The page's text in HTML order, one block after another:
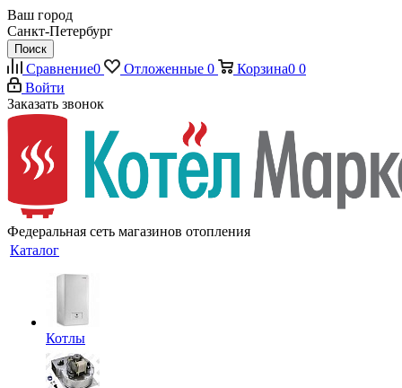
Ваш город
Санкт-Петербург
Поиск
Сравнение0 Отложенные 0 Корзина0 0
Войти
Заказать звонок
Федеральная сеть магазинов отопления
Каталог
Котлы